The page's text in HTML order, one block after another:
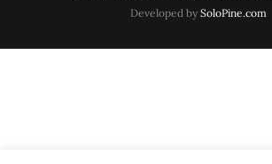
Developed by SoloPine.com